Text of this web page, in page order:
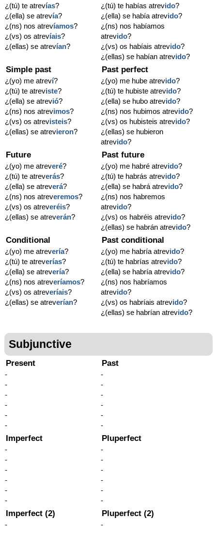
¿(tú) te atrevías?
¿(ella) se atrevía?
¿(ns) nos atrevíamos?
¿(vs) os atrevíais?
¿(ellas) se atrevían?
¿(tú) te habías atrevido?
¿(ella) se había atrevido?
¿(ns) nos habíamos
atrevido?
¿(vs) os habíais atrevido?
¿(ellas) se habían atrevido?
Simple past
¿(yo) me atreví?
¿(tú) te atreviste?
¿(ella) se atrevió?
¿(ns) nos atrevimos?
¿(vs) os atrevisteis?
¿(ellas) se atrevieron?
Past perfect
¿(yo) me hube atrevido?
¿(tú) te hubiste atrevido?
¿(ella) se hubo atrevido?
¿(ns) nos hubimos atrevido?
¿(vs) os hubisteis atrevido?
¿(ellas) se hubieron
atrevido?
Future
¿(yo) me atreveré?
¿(tú) te atreverás?
¿(ella) se atreverá?
¿(ns) nos atreveremos?
¿(vs) os atreveréis?
¿(ellas) se atreverán?
Past future
¿(yo) me habré atrevido?
¿(tú) te habrás atrevido?
¿(ella) se habrá atrevido?
¿(ns) nos habremos
atrevido?
¿(vs) os habréis atrevido?
¿(ellas) se habrán atrevido?
Conditional
¿(yo) me atrevería?
¿(tú) te atreverías?
¿(ella) se atrevería?
¿(ns) nos atreveríamos?
¿(vs) os atreveríais?
¿(ellas) se atreverían?
Past conditional
¿(yo) me habría atrevido?
¿(tú) te habrías atrevido?
¿(ella) se habría atrevido?
¿(ns) nos habríamos
atrevido?
¿(vs) os habríais atrevido?
¿(ellas) se habrían atrevido?
Subjunctive
Present
-
-
-
-
-
-
Past
-
-
-
-
-
-
Imperfect
-
-
-
-
-
-
Pluperfect
-
-
-
-
-
-
Imperfect (2)
-
Pluperfect (2)
-